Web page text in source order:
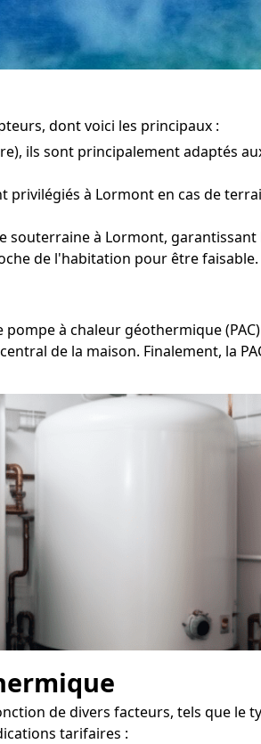
dont voici les principaux :
ils sont principalement adaptés
privilégiés à Lormont en cas de
souterraine à Lormont,
de l'habitation pour être faisable.
à chaleur géothermique
de la maison. Finalement, la
de divers facteurs, tels que le
tarifaires :